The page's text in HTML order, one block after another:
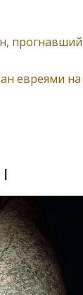
прогнавший
евреями